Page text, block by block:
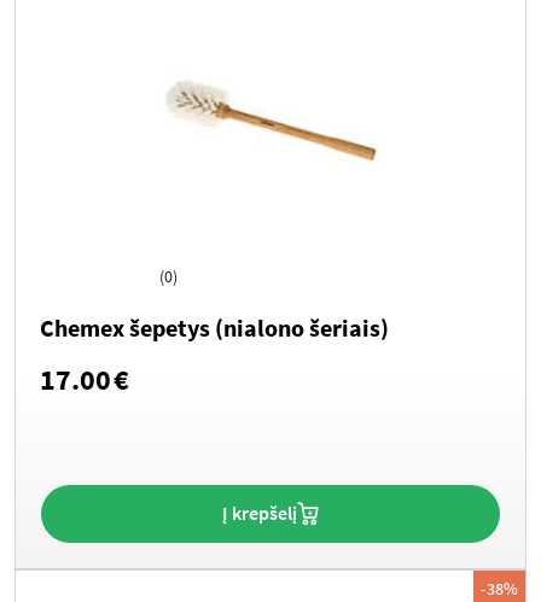
(0)
Chemex šepetys (nialono šeriais)
17.00€
Į krepšelį
-38%